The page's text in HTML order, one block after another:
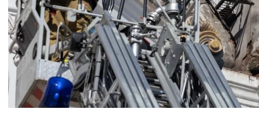
прохання людей, які підтримують Україну і європейські
Остапенко.